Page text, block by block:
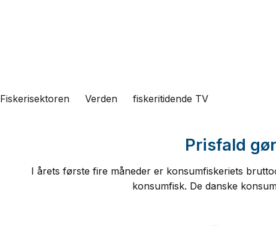
Fiskerisektoren Verden fiskeritidende TV
Prisfald
I årets første fire måneder er konsumfiskeriets
konsumfisk. De danske